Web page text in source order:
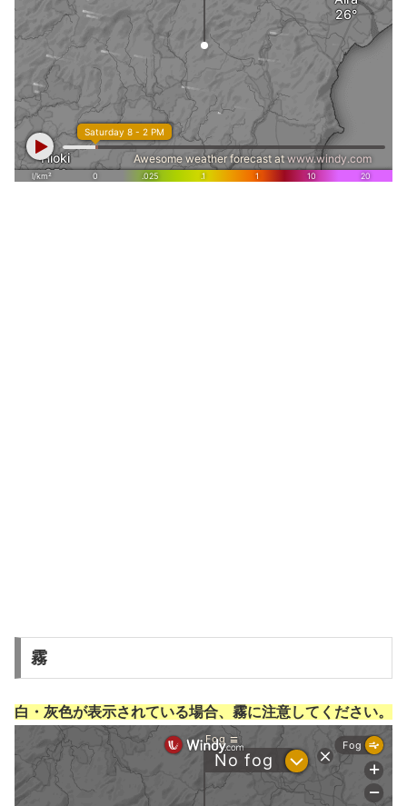
霧
白・灰色が表示されている場合、霧に注意してください。